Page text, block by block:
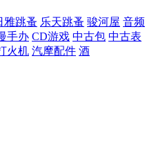
雅跳蚤 乐天跳蚤 骏河屋 音频
手办 CD游戏 中古包 中古表
火机 汽摩配件 酒